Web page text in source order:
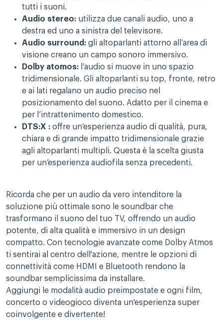
tutti i suoni.
Audio stereo: utilizza due canali audio, uno a
destra ed uno a sinistra del televisore.
Audio surround: gli altoparlanti attorno all’area di
visione creano un campo sonoro immersivo.
Dolby atomos: l’audio si muove in uno spazio
tridimensionale. Gli altoparlanti su top, fronte, retro
e ai lati regalano un audio preciso nel
posizionamento del suono. Adatto per il cinema e
per l’intrattenimento domestico.
DTS:X : offre un’esperienza audio di qualità, pura,
chiara e di grande impatto tridimensionale grazie
agli altoparlanti multipli. Questa è la scelta giusta
per un’esperienza audiofila senza precedenti.
Ricorda che per un audio da vero intenditore la
soluzione più ottimale sono le soundbar che
trasformano il suono del tuo TV, offrendo un audio
potente, di alta qualità e immersivo in un design
compatto. Con tecnologie avanzate come Dolby Atmos
ti sentirai al centro dell'azione, mentre le opzioni di
connettività come HDMI e Bluetooth rendono la
soundbar semplicissima da installare.
Aggiungi le modalità audio preimpostate e ogni film,
concerto o videogioco diventa un'esperienza super
coinvolgente e divertente!